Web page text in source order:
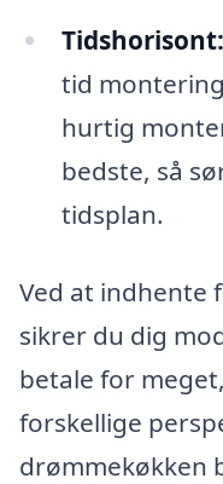
Tidshorisont:
tid
hurtig
bedste, så
tidsplan.
Ved at indhente
sikrer du dig
betale for
forskellige
drømmekøkken